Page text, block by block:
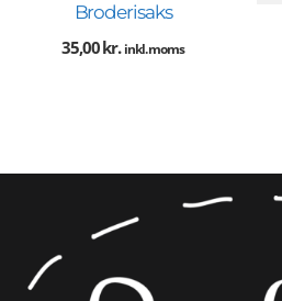
Broderisaks
35,00kr. inkl. moms